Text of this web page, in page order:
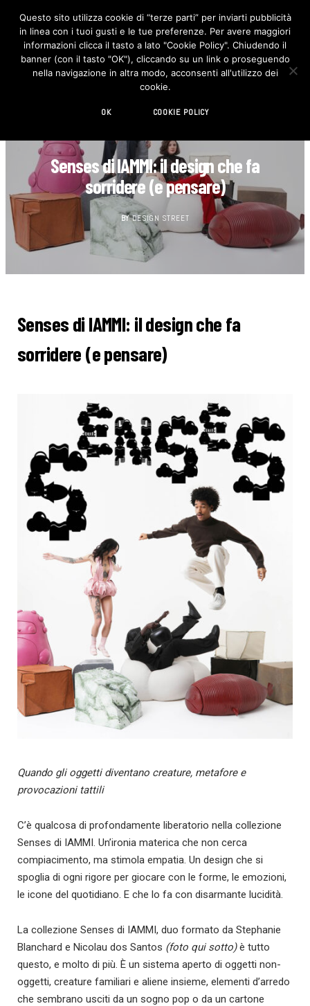
F
c
e
b
o
I
n
s
t
Senses di IAMMI: il design che fa
sorridere (e pensare)
BY DESIGN STREET
Senses diIAMMI: il design che fa
sorridere (e pensare)
Quando gli oggetti diventano creature, metafore e
provocazioni tattili
C’è qualcosa di profondamente liberatorio nella collezione
Senses di IAMMI. Un’ironia materica che non cerca
compiacimento, ma stimola empatia. Un design che si
spoglia di ogni rigore per giocare con le forme, le emozioni,
le icone del quotidiano. E che lo fa con disarmante lucidità.
La collezione Senses di IAMMI, duo formato da Stephanie
Blanchard e Nicolau dos Santos (foto qui sotto)è tutto
questo, e molto di più. È un sistema aperto di oggetti non-
oggetti, creature familiari e aliene insieme, elementi d’arredo
che sembrano usciti da un sogno pop o da un cartone
Questo sito utilizza cookie di “terze parti” per inviarti pubblicità
in linea con i tuoi gusti e le tue preferenze. Per avere maggiori
informazioni clicca il tasto a lato "Cookie Policy". Chiudendo il
banner (con il tasto "OK"), cliccando su un link o proseguendo
nella navigazione in altra modo, acconsenti all'utilizzo dei
cookie.
OK COOKIE POLICY